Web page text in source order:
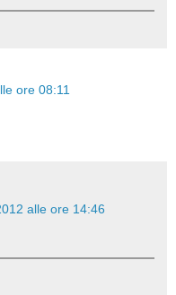
ore 08:11
alle ore 14:46